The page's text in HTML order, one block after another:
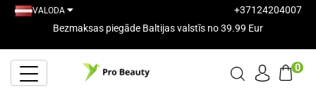
VALODA
+37124204007
Bezmaksas piegāde Baltijas valstīs no 39.99 Eur
0